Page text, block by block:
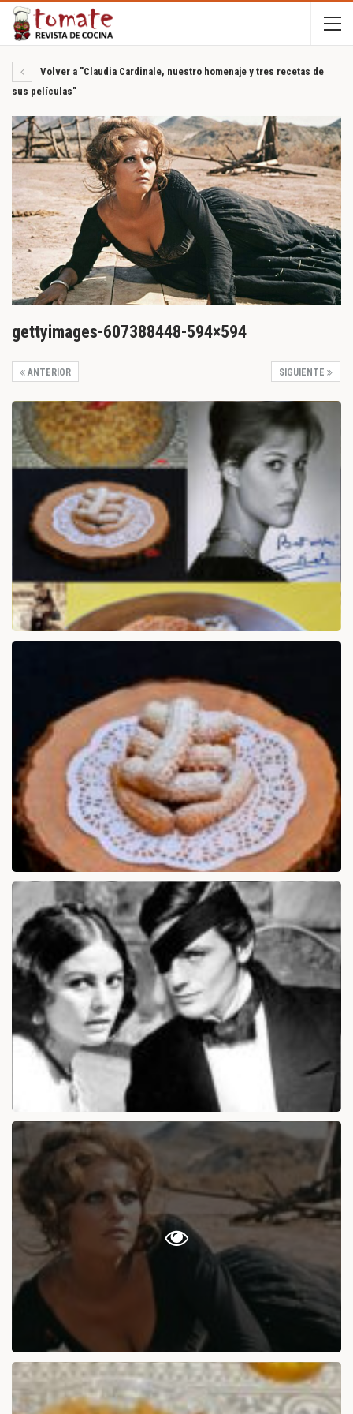
Volver a "Claudia Cardinale, nuestro homenaje y tres recetas de
sus películas"
gettyimages-607388448-594×594
SIGUIENTE
ANTERIOR